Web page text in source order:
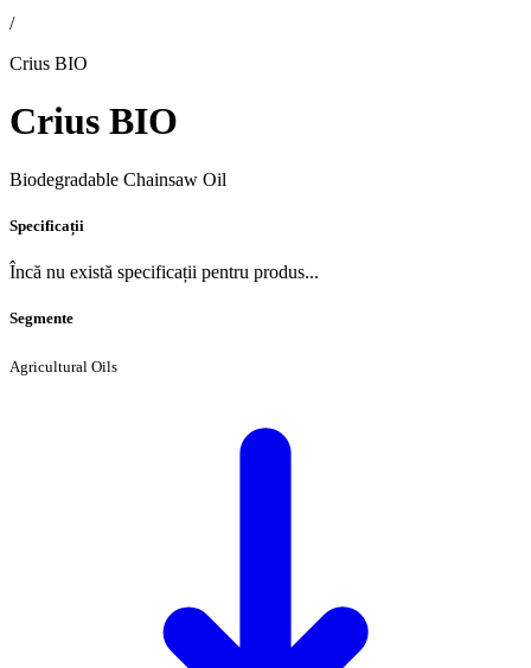
/
Crius BIO
Crius BIO
Biodegradable Chainsaw Oil
Specificații
Încă nu există specificații pentru produs...
Segmente
Agricultural Oils